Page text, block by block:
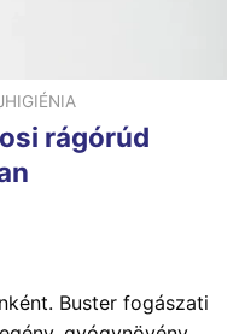
rágórúd
Buster fogászati